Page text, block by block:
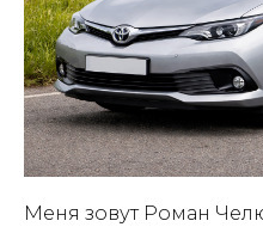
Меня зовут Роман